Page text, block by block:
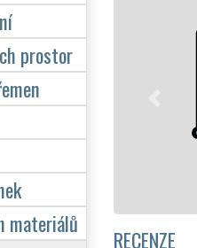
STĚHOVACÍ PRÁCE
STĚHOVÁNÍ vám
Poskytujeme
24 hodin denně, 7 dní v
společnosti, a to
o stěhování v Liberci
RECENZE
prostor
materiálů